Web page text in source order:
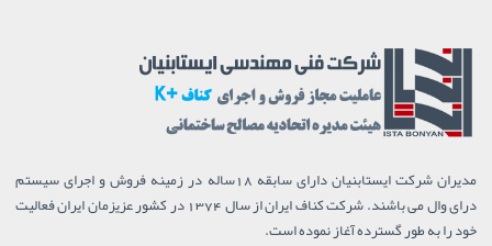
مدیران شرکت ایستابنیان دارای سابقه 18ساله در زمینه فروش و اجرای سیستم
درای وال می باشند. شرکت کناف ایران از سال 1374 در کشور عزیزمان ایران فعالیت
خود را به طور گسترده آغاز نموده است.